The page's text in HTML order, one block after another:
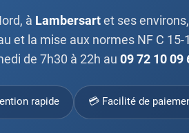
à Lambersartet ses
et la mise aux normes NF C
de 7h30 à 22h au 09 72 10 09
rapide 💳 Facilité de